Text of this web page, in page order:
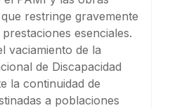
restringe gravemente
esenciales.
vaciamiento de la
de Discapacidad
la continuidad de
a poblaciones